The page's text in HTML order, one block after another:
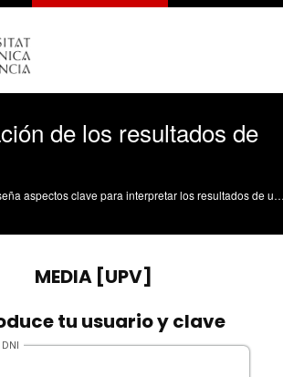
de los resultados de
En este vídeo te enseña aspectos clave para interpretar los resultados de un análisis de ciclo de vida, metodología para evaluar el impacto ambiental de un producto. Se presentan conceptos como el análisis de sensibilidad y el de incertidumbre,